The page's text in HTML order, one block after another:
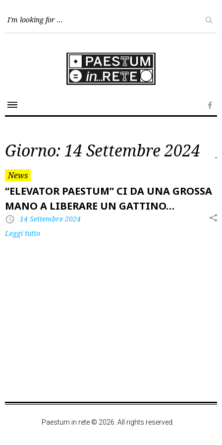
Giorno: 14 Settembre 2024
News
“ELEVATOR PAESTUM” CI DA UNA GROSSA
MANO A LIBERARE UN GATTINO…
14 Settembre 2024
Leggi tutto
Paestum in rete © 2026. All rights reserved.